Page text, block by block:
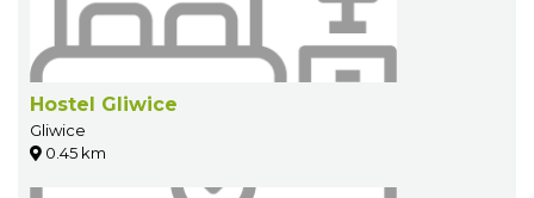
Hostel Gliwice
Gliwice
0.45 km